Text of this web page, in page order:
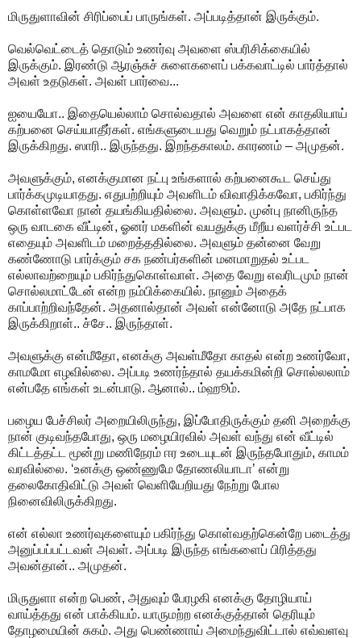
மிருதுளாவின் சிரிப்பைப் பாருங்கள். அப்படித்தான் இருக்கும்.
வெல்வெட்டைத் தொடும் உணர்வு அவளை ஸ்பரிசிக்கையில்
இருக்கும். இரண்டு ஆரஞ்சுச் சுளைகளைப் பக்கவாட்டில் பார்த்தால்
அவள் உதடுகள். அவள் பார்வை...
ஐயையோ.. இதையெல்லாம் சொல்வதால் அவளை என் காதலியாய்
கற்பனை செய்யாதீர்கள். எங்களுடையது வெறும் நட்பாகத்தான்
இருக்கிறது. ஸாரி.. இருந்தது. இறந்தகாலம். காரணம் – அமுதன்.
அவளுக்கும், எனக்குமான நட்பு உங்களால் கற்பனைகூட செய்து
பார்க்கமுடியாதது. எதுபற்றியும் அவளிடம் விவாதிக்கவோ, பகிர்ந்து
கொள்ளவோ நான் தயங்கியதில்லை. அவளும். முன்பு நானிருந்த
ஒரு வாடகை வீட்டின், ஓனர் மகளின் வயதுக்கு மீறீய வளர்ச்சி உட்பட
எதையும் அவளிடம் மறைத்ததில்லை. அவளும் தன்னை வேறு
கண்ணோடு பார்க்கும் சக நண்பர்களின் மனமாறுதல் உட்பட
எல்லாவற்றையும் பகிர்ந்துகொள்வாள். அதை வேறு எவரிடமும் நான்
சொல்லமாட்டேன் என்ற நம்பிக்கையில். நானும் அதைக்
காப்பாற்றிவந்தேன். அதனால்தான் அவள் என்னோடு அதே நட்பாக
இருக்கிறாள்.. ச்சே.. இருந்தாள்.
அவளுக்கு என்மீதோ, எனக்கு அவள்மீதோ காதல் என்ற உணர்வோ,
காமமோ எழவில்லை. அப்படி உணர்ந்தால் தயக்கமின்றி சொல்லலாம்
என்பதே எங்கள் உடன்பாடு. ஆனால்.. ம்ஹூம்.
பழைய பேச்சிலர் அறையிலிருந்து, இப்போதிருக்கும் தனி அறைக்கு
நான் குடிவந்தபோது, ஒரு மழையிரவில் அவள் வந்து என் வீட்டில்
கிட்டத்தட்ட மூன்று மணிநேரம் ஈர உடையுடன் இருந்தபோதும், காமம்
வரவில்லை. ‘உனக்கு ஒண்ணுமே தோணலியாடா’ என்று
தலைகோதிவிட்டு அவள் வெளியேறியது நேற்று போல
நினைவிலிருக்கிறது.
என் எல்லா உணர்வுகளையும் பகிர்ந்து கொள்வதற்கென்றே படைத்து
அனுப்பப்பட்டவள் அவள். அப்படி இருந்த எங்களைப் பிரித்தது
அவன்தான்.. அமுதன்.
மிருதுளா என்ற பெண், அதுவும் பேரழகி எனக்கு தோழியாய்
வாய்த்தது என் பாக்கியம். யாருமற்ற எனக்குத்தான் தெரியும்
தோழமையின் சுகம். அது பெண்ணாய் அமைந்துவிட்டால் எவ்வளவு